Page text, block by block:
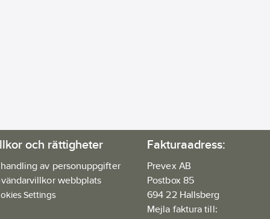
och rättigheter
av personuppgifter
webbplats
Settings
Fakturaadress:
Prevex AB
Postbox 85
694 22 Hallsberg
Mejla faktura till: